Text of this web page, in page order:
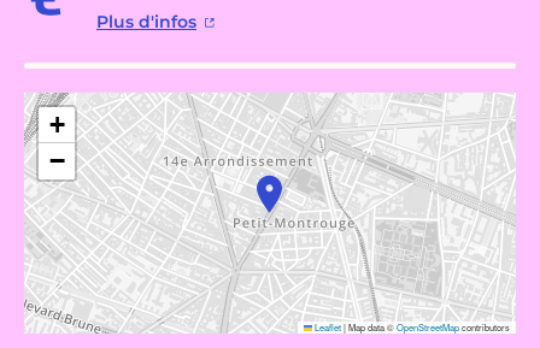
Plus d'infos
+
−
Leaflet|Map data ©OpenStreetMapcontributors